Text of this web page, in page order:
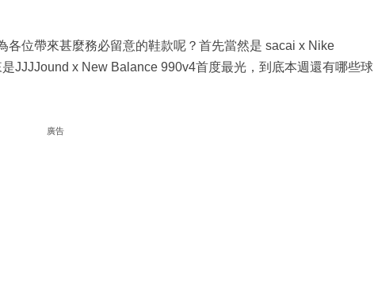
各位帶來甚麼務必留意的鞋款呢？首先當然是 sacai x Nike
JJJJound x New Balance 990v4首度最光，到底本週還有哪些球
廣告